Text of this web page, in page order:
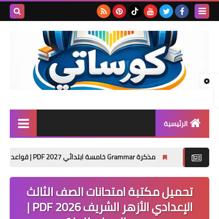
الرئيسية
المرحلة الثانوية
تأسيس حضانة
تحميل مكتبة امتحانات الصف الثالث
الإعدادي الأزهر الشريف 2026 PDF |